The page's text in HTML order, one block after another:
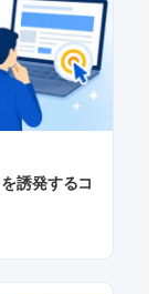
誘発するコ